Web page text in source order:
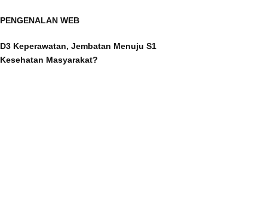
PENGENALAN WEB
D3 Keperawatan, Jembatan Menuju S1
Kesehatan Masyarakat?